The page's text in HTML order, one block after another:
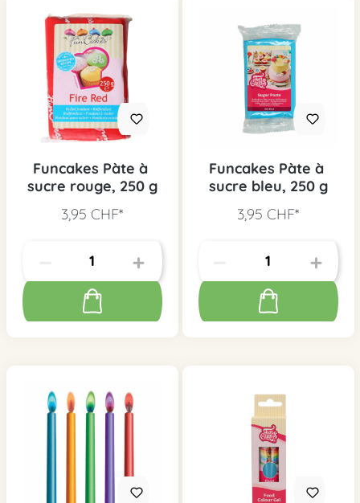
Funcakes Pàte à
sucre rouge, 250 g
3,95 CHF*
Funcakes Pàte à
sucre bleu, 250 g
3,95 CHF*